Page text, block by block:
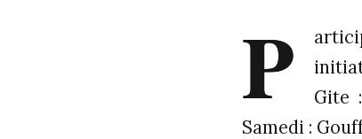
P
Gite
Samedi :